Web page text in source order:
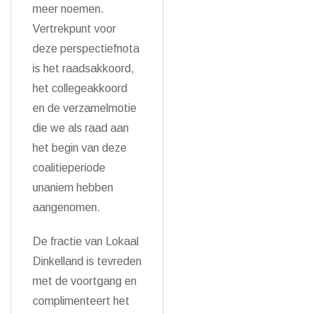
meer noemen.
Vertrekpunt voor
deze perspectiefnota
is het raadsakkoord,
het collegeakkoord
en de verzamelmotie
die we als raad aan
het begin van deze
coalitieperiode
unaniem hebben
aangenomen.
De fractie van Lokaal
Dinkelland is tevreden
met de voortgang en
complimenteert het